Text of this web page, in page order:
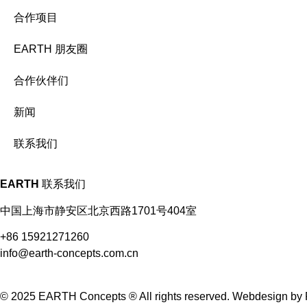
合作项目
EARTH 朋友圈
合作伙伴们
新闻
联系我们
EARTH 联系我们
中国上海市静安区北京西路1701号404室
+86 15921271260
info@earth-concepts.com.cn
© 2025 EARTH Concepts ® All rights reserved. Webdesign by